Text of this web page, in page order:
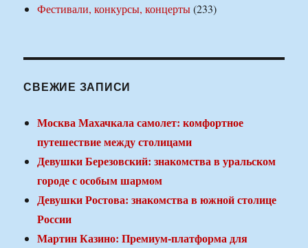
Фестивали, конкурсы, концерты(233)
СВЕЖИЕ ЗАПИСИ
Москва Махачкала самолет: комфортное
путешествие между столицами
Девушки Березовский: знакомства в уральском
городе с особым шармом
Девушки Ростова: знакомства в южной столице
России
Мартин Казино: Премиум-платформа для